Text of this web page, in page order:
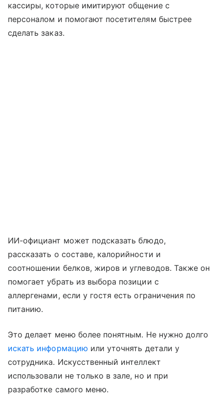
кассиры, которые имитируют общение с
персоналом и помогают посетителям быстрее
сделать заказ.
ИИ-официант может подсказать блюдо,
рассказать о составе, калорийности и
соотношении белков, жиров и углеводов. Также он
помогает убрать из выбора позиции с
аллергенами, если у гостя есть ограничения по
питанию.
Это делает меню более понятным. Не нужно долго
искать информацию или уточнять детали у
сотрудника. Искусственный интеллект
использовали не только в зале, но и при
разработке самого меню.